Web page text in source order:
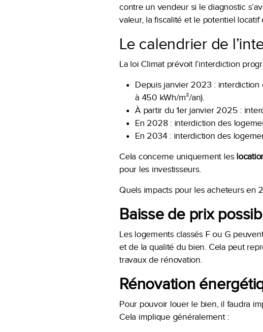
contre un vendeur si le diagnostic
valeur, la fiscalité et le potentiel locatif
Le calendrier de
La loi Climat prévoit l’interdiction
Depuis janvier 2023 : interdiction
à 450 kWh/m²/an).
À partir du 1er janvier 2025 :
En 2028 : interdiction des
En 2034 : interdiction des
Cela concerne uniquement les
pour les investisseurs.
Quels impacts pour les acheteurs en
Baisse de prix
Les logements classés F ou G
et de la qualité du bien. Cela peut
travaux de rénovation.
Rénovation
Pour pouvoir louer le bien, il faudra
Cela implique généralement :